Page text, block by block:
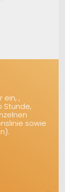
ein, ,
Stunde,
sowie